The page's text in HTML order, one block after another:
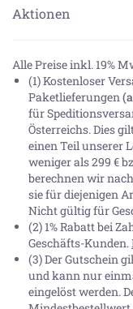
Aktionen
Alle Preise inkl. 19%
(1) Kostenloser
Paketlieferungen
für
Österreichs. Dies
einen Teil unserer
weniger als 299 €
berechnen wir
sie für diejenigen
Nicht gültig für
(2) 1% Rabatt bei
Geschäfts-Kunden.
(3) Der Gutschein
und kann nur
eingelöst werden.